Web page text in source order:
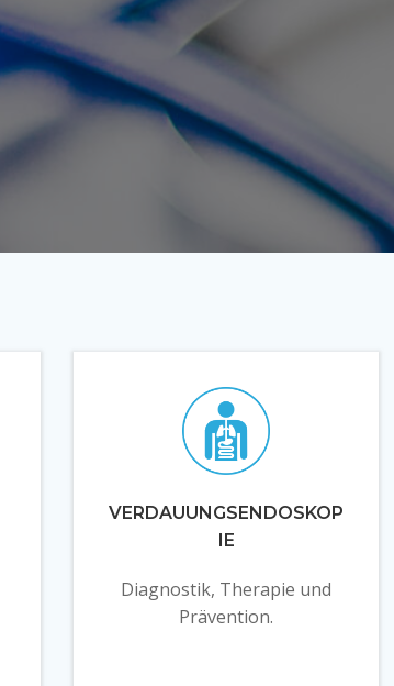
VERDAUUNGSENDOSKOP
IE
Diagnostik, Therapie und
Prävention.